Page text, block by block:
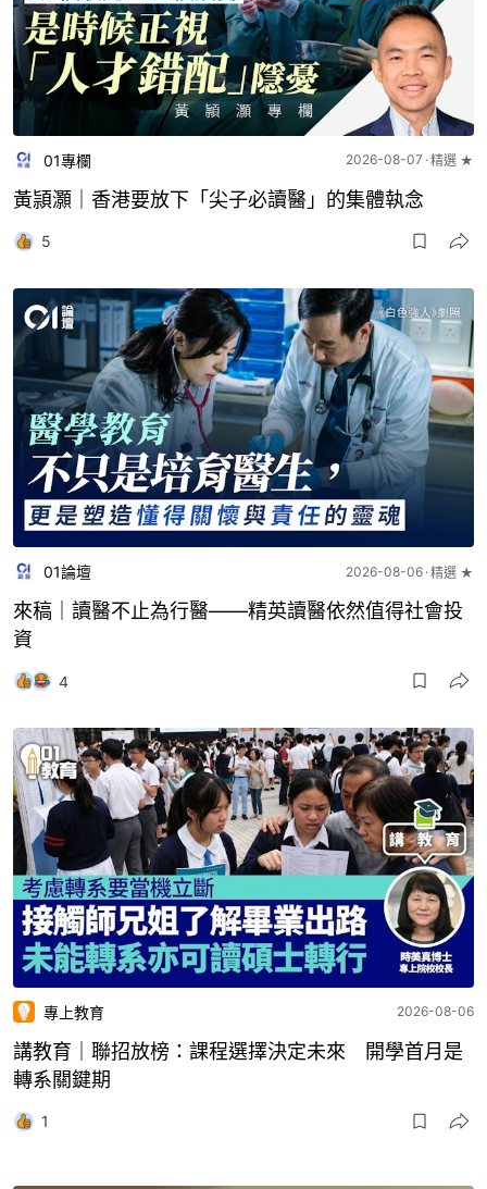
01專欄 2026-08-07 精選 ★
黃頴灝｜香港要放下「尖子必讀醫」的集體執念
5
01論壇 2026-08-06 精選 ★
來稿｜讀醫不止為行醫——精英讀醫依然值得社會投
資
4
專上教育 2026-08-06
講教育｜聯招放榜：課程選擇決定未來 開學首月是
轉系關鍵期
1